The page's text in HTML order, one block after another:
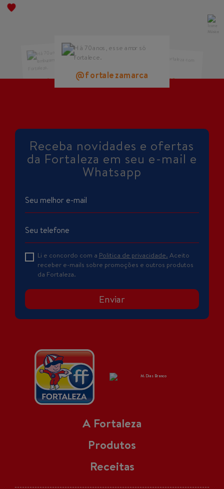
@fortalezamarca@fortalezamarca@fortalezamarca
Receba novidades e ofertas
da Fortaleza em seu e-mail e
Whatsapp
Li e concordo com a Politica de privacidade. Aceito
receber e-mails sobre promoções e outros produtos
da Fortaleza.
Enviar
A Fortaleza
Produtos
Receitas